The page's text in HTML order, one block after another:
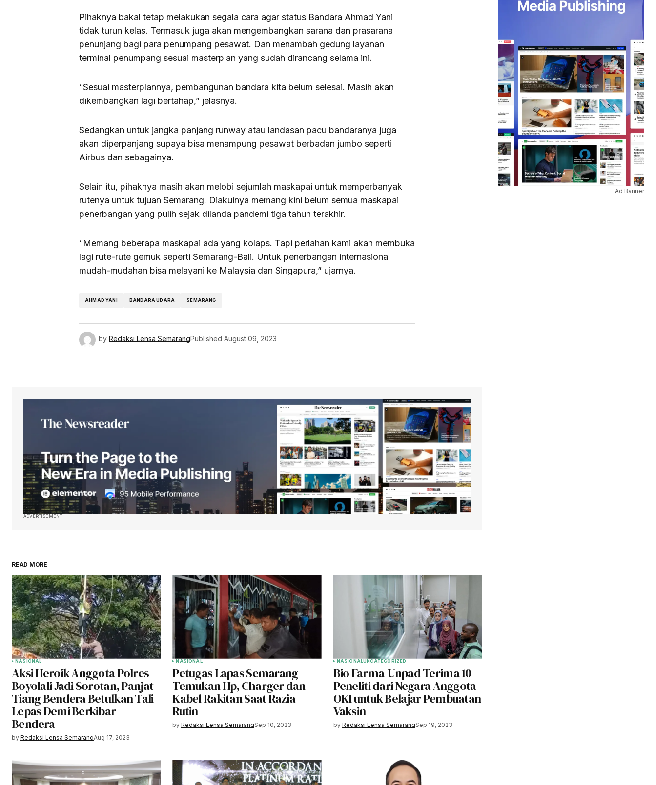
Pihaknya bakal tetap melakukan segala cara agar status Bandara Ahmad Yani
tidak turun kelas. Termasuk juga akan mengembangkan sarana dan prasarana
penunjang bagi para penumpang pesawat. Dan menambah gedung layanan
terminal penumpang sesuai masterplan yang sudah dirancang selama ini.
“Sesuai masterplannya, pembangunan bandara kita belum selesai. Masih akan
dikembangkan lagi bertahap,” jelasnya.
Sedangkan untuk jangka panjang runway atau landasan pacu bandaranya juga
akan diperpanjang supaya bisa menampung pesawat berbadan jumbo seperti
Airbus dan sebagainya.
Selain itu, pihaknya masih akan melobi sejumlah maskapai untuk memperbanyak
rutenya untuk tujuan Semarang. Diakuinya memang kini belum semua maskapai
penerbangan yang pulih sejak dilanda pandemi tiga tahun terakhir.
“Memang beberapa maskapai ada yang kolaps. Tapi perlahan kami akan membuka
lagi rute-rute gemuk seperti Semarang-Bali. Untuk penerbangan internasional
mudah-mudahan bisa melayani ke Malaysia dan Singapura,” ujarnya.
AHMAD YANI BANDARA UDARA SEMARANG
by Redaksi Lensa SemarangPublished August 09, 2023
ADVERTISEMENT
READ MORE
NASIONAL
Aksi Heroik Anggota Polres
Boyolali Jadi Sorotan, Panjat
Tiang Bendera Betulkan Tali
Lepas Demi Berkibar
Bendera
by Redaksi Lensa SemarangAug 17, 2023
NASIONAL
Petugas Lapas Semarang
Temukan Hp, Charger dan
Kabel Rakitan Saat Razia
Rutin
by Redaksi Lensa SemarangSep 10, 2023
NASIONALUNCATEGORIZED
Bio Farma-Unpad Terima 10
Peneliti dari Negara Anggota
OKI untuk Belajar Pembuatan
Vaksin
by Redaksi Lensa SemarangSep 19, 2023
Ad Banner